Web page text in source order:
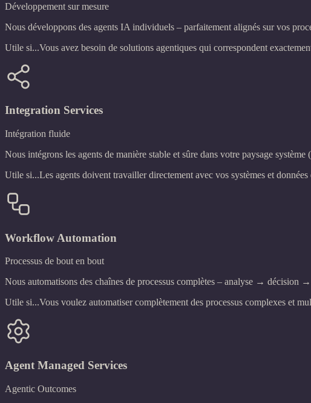
Développement sur mesure
Nous développons des agents IA individuels – parfaitement alignés sur vos
Utile si...Vous avez besoin de solutions agentiques qui correspondent
Integration Services
Intégration fluide
Nous intégrons les agents de manière stable et sûre dans votre paysage
Utile si...Les agents doivent travailler directement avec vos systèmes et données
Workflow Automation
Processus de bout en bout
Nous automatisons des chaînes de processus complètes – analyse → décision
Utile si...Vous voulez automatiser complètement des processus complexes et
Agent Managed Services
Agentic Outcomes